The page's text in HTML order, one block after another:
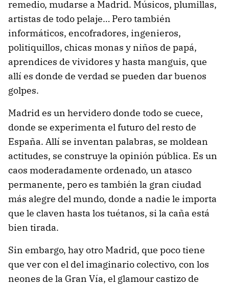
remedio, mudarse a Madrid. Músicos, plumillas,
artistas de todo pelaje… Pero también
informáticos, encofradores, ingenieros,
politiquillos, chicas monas y niños de papá,
aprendices de vividores y hasta manguis, que
allí es donde de verdad se pueden dar buenos
golpes.
Madrid es un hervidero donde todo se cuece,
donde se experimenta el futuro del resto de
España. Allí se inventan palabras, se moldean
actitudes, se construye la opinión pública. Es un
caos moderadamente ordenado, un atasco
permanente, pero es también la gran ciudad
más alegre del mundo, donde a nadie le importa
que le claven hasta los tuétanos, si la caña está
bien tirada.
Sin embargo, hay otro Madrid, que poco tiene
que ver con el del imaginario colectivo, con los
neones de la Gran Vía, el glamour castizo de